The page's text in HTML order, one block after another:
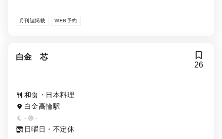
月刊誌掲載 WEB予約
白金 芯
26
和食・日本料理
白金高輪駅
-
-
日曜日・不定休